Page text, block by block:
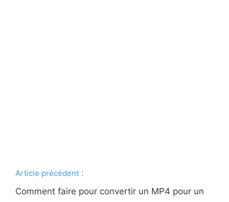
Article précédent：
Comment faire pour convertir un MP4 pour un